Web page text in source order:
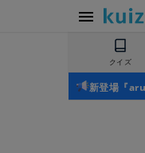
クイズ
新登場『